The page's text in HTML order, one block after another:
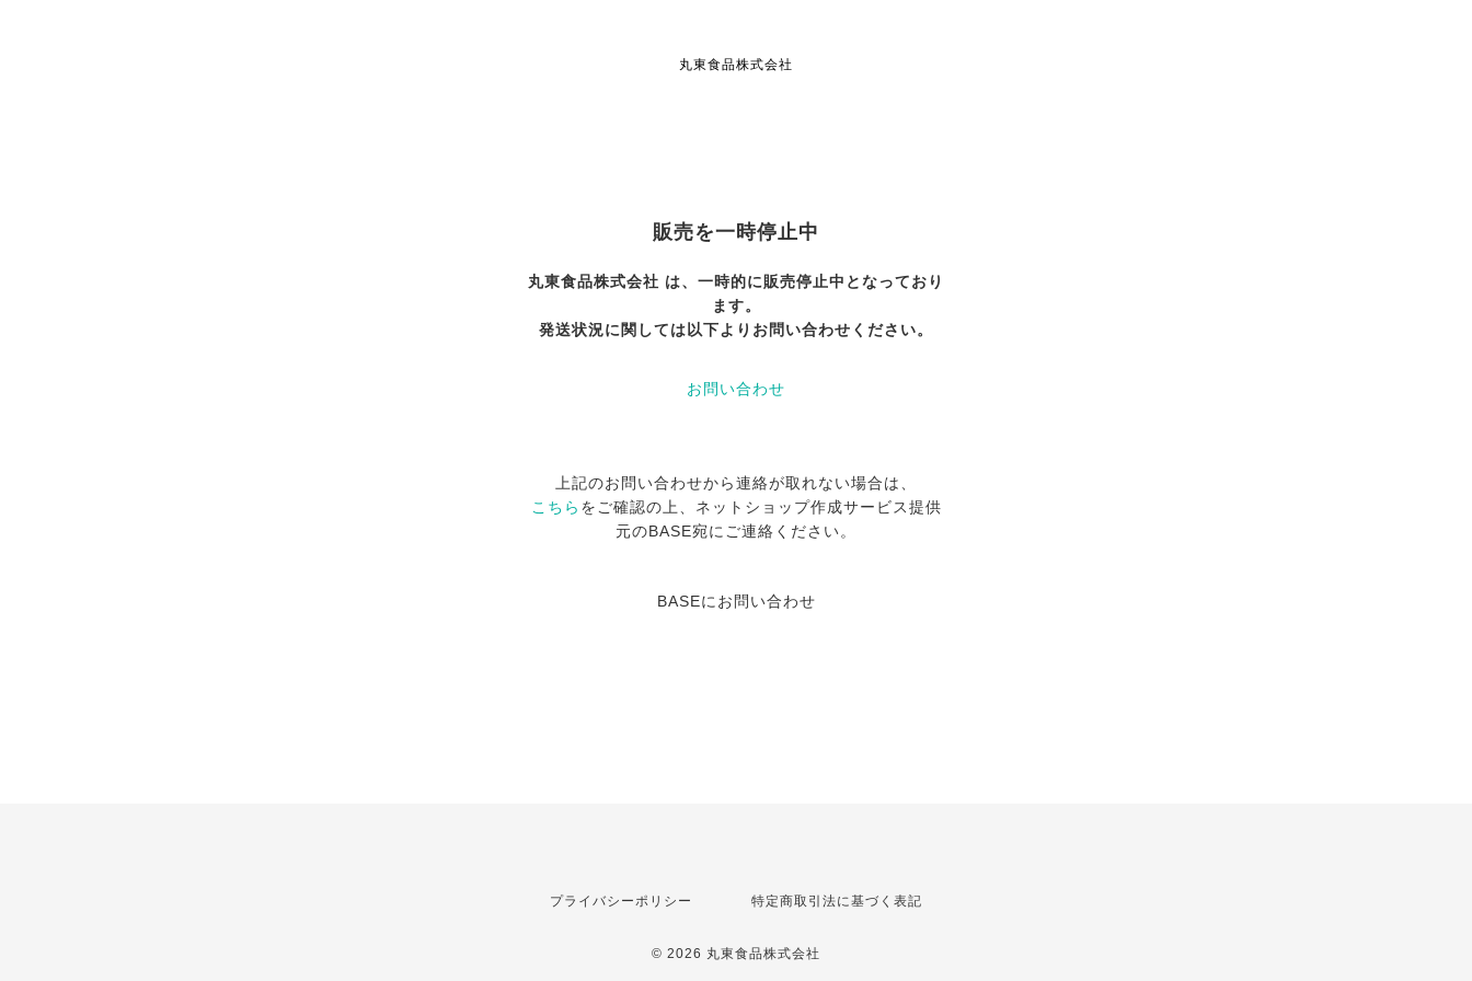
丸東食品株式会社
販売を一時停止中
丸東食品株式会社 は、一時的に販売停止中となっており
ます。
発送状況に関しては以下よりお問い合わせください。
お問い合わせ
上記のお問い合わせから連絡が取れない場合は、
こちら をご確認の上、ネットショップ作成サービス提供
元のBASE宛にご連絡ください。
BASEにお問い合わせ
プライバシーポリシー 特定商取引法に基づく表記
© 2026 丸東食品株式会社